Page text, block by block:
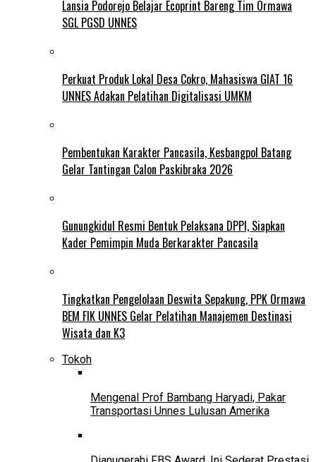
Lansia Podorejo Belajar Ecoprint Bareng Tim Ormawa
SGL PGSD UNNES
Perkuat Produk Lokal Desa Cokro, Mahasiswa GIAT 16
UNNES Adakan Pelatihan Digitalisasi UMKM
Pembentukan Karakter Pancasila, Kesbangpol Batang
Gelar Tantingan Calon Paskibraka 2026
Gunungkidul Resmi Bentuk Pelaksana DPPI, Siapkan
Kader Pemimpin Muda Berkarakter Pancasila
Tingkatkan Pengelolaan Deswita Sepakung, PPK Ormawa
BEM FIK UNNES Gelar Pelatihan Manajemen Destinasi
Wisata dan K3
Tokoh
Mengenal Prof Bambang Haryadi, Pakar
Transportasi Unnes Lulusan Amerika